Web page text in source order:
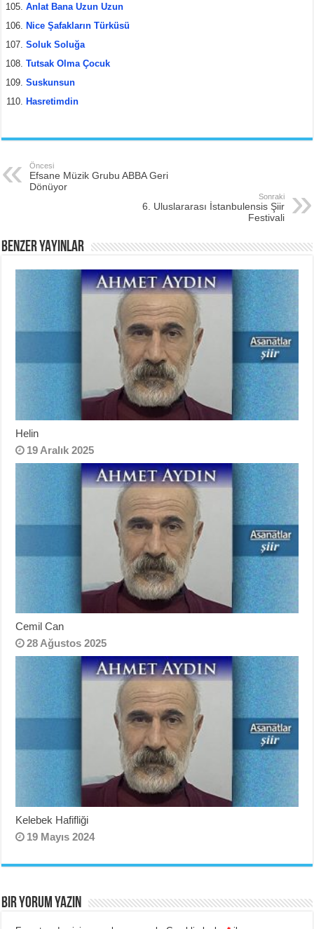
Anlat Bana Uzun Uzun
Nice Şafakların Türküsü
Soluk Soluğa
Tutsak Olma Çocuk
Suskunsun
Hasretimdin
Öncesi
Efsane Müzik Grubu ABBA Geri
Dönüyor
Sonraki
6. Uluslararası İstanbulensis Şiir
Festivali
BENZER YAYINLAR
Helin
19 Aralık 2025
Cemil Can
28 Ağustos 2025
Kelebek Hafifliği
19 Mayıs 2024
BIR YORUM YAZIN